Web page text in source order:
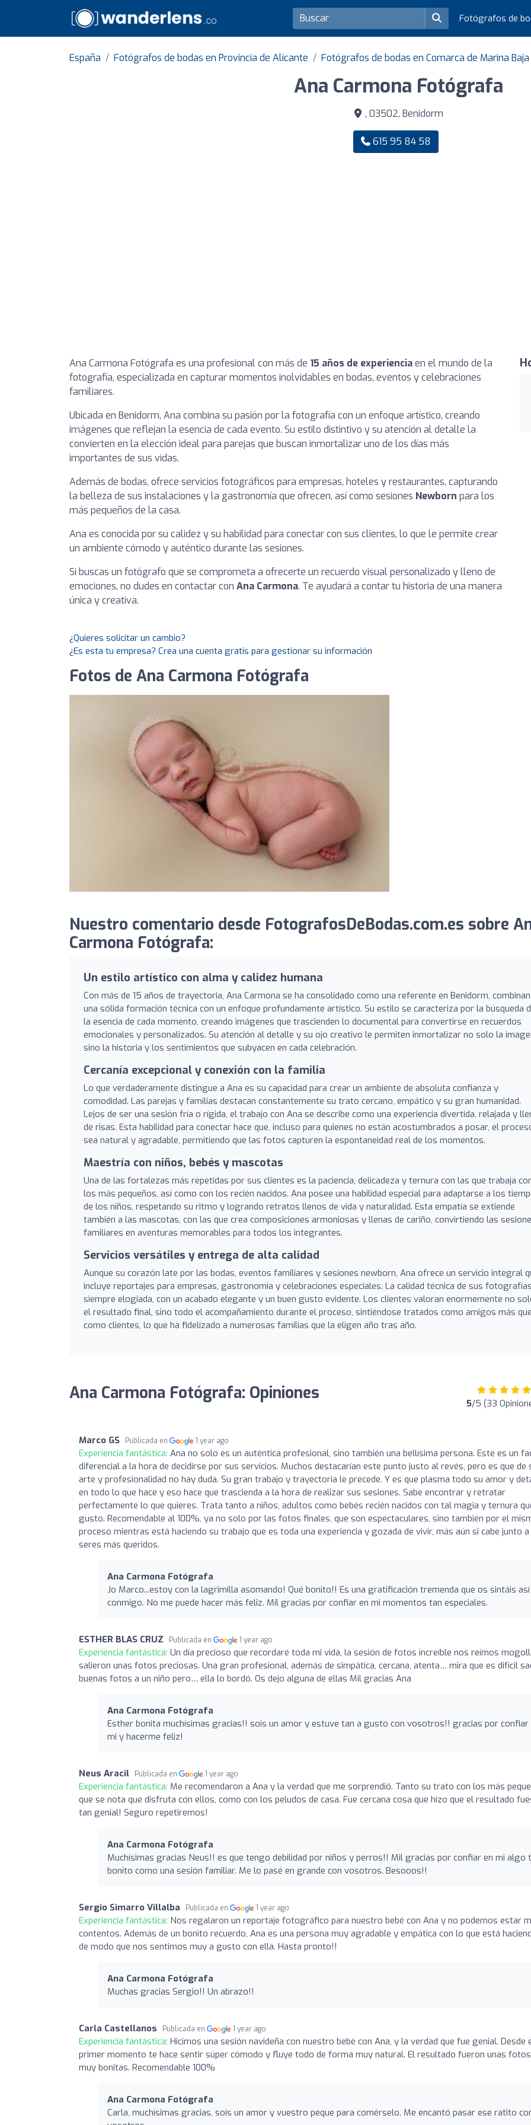
Fotógrafos de
España Fotógrafos de bodas en Provincia de Alicante Fotógrafos de bodas en Comarca de Marina Baja
Ana Carmona Fotógrafa
, 03502, Benidorm
615 95 84 58
Ana Carmona Fotógrafa es una profesional con más de 15 años de experienciaen el mundo de la
fotografía, especializada en capturar momentos inolvidables en bodas, eventos y celebraciones
familiares.
Ubicada en Benidorm, Ana combina su pasión por la fotografía con un enfoque artístico, creando
imágenes que reflejan la esencia de cada evento. Su estilo distintivo y su atención al detalle la
convierten en la elección ideal para parejas que buscan inmortalizar uno de los días más
importantes de sus vidas.
Además de bodas, ofrece servicios fotográficos para empresas, hoteles y restaurantes, capturando
la belleza de sus instalaciones y la gastronomía que ofrecen, así como sesiones Newborn para los
más pequeños de la casa.
Ana es conocida por su calidez y su habilidad para conectar con sus clientes, lo que le permite crear
un ambiente cómodo y auténtico durante las sesiones.
Si buscas un fotógrafo que se comprometa a ofrecerte un recuerdo visual personalizado y lleno de
emociones, no dudes en contactar con Ana Carmona. Te ayudará a contar tu historia de una manera
única y creativa.
¿Quieres solicitar un cambio?
¿Es esta tu empresa? Crea una cuenta gratis para gestionar su información
Fotos de Ana Carmona Fotógrafa
Nuestro comentario desde FotografosDeBodas.com.es sobre
Carmona Fotógrafa:
Un estilo artístico con alma y calidez humana
Con más de 15 años de trayectoria, Ana Carmona se ha consolidado como una referente en Benidorm,
una sólida formación técnica con un enfoque profundamente artístico. Su estilo se caracteriza por la búsqueda
la esencia de cada momento, creando imágenes que trascienden lo documental para convertirse en recuerdos
emocionales y personalizados. Su atención al detalle y su ojo creativo le permiten inmortalizar no solo la
sino la historia y los sentimientos que subyacen en cada celebración.
Cercanía excepcional y conexión con la familia
Lo que verdaderamente distingue a Ana es su capacidad para crear un ambiente de absoluta confianza y
comodidad. Las parejas y familias destacan constantemente su trato cercano, empático y su gran humanidad.
Lejos de ser una sesión fría o rígida, el trabajo con Ana se describe como una experiencia divertida, relajada y
de risas. Esta habilidad para conectar hace que, incluso para quienes no están acostumbrados a posar, el
sea natural y agradable, permitiendo que las fotos capturen la espontaneidad real de los momentos.
Maestría con niños, bebés y mascotas
Una de las fortalezas más repetidas por sus clientes es la paciencia, delicadeza y ternura con las que trabaja
los más pequeños, así como con los recién nacidos. Ana posee una habilidad especial para adaptarse a los
de los niños, respetando su ritmo y logrando retratos llenos de vida y naturalidad. Esta empatía se extiende
también a las mascotas, con las que crea composiciones armoniosas y llenas de cariño, convirtiendo las
familiares en aventuras memorables para todos los integrantes.
Servicios versátiles y entrega de alta calidad
Aunque su corazón late por las bodas, eventos familiares y sesiones newborn, Ana ofrece un servicio integral
incluye reportajes para empresas, gastronomía y celebraciones especiales. La calidad técnica de sus
siempre elogiada, con un acabado elegante y un buen gusto evidente. Los clientes valoran enormemente no
el resultado final, sino todo el acompañamiento durante el proceso, sintiéndose tratados como amigos más que
como clientes, lo que ha fidelizado a numerosas familias que la eligen año tras año.
Ana Carmona Fotógrafa: Opiniones 5/5 (33
Marco GS Publicada en 1 year ago
Experiencia fantástica: Ana no solo es un auténtica profesional, sino también una bellísima persona. Este es un
diferencial a la hora de decidirse por sus servicios. Muchos destacarían este punto justo al revés, pero es que de
arte y profesionalidad no hay duda. Su gran trabajo y trayectoria le precede. Y es que plasma todo su amor y
en todo lo que hace y eso hace que trascienda a la hora de realizar sus sesiones. Sabe encontrar y retratar
perfectamente lo que quieres. Trata tanto a niños, adultos como bebés recién nacidos con tal magia y ternura
gusto. Recomendable al 100%, ya no solo por las fotos finales, que son espectaculares, sino también por el
proceso mientras está haciendo su trabajo que es toda una experiencia y gozada de vivir, más aún si cabe junto
seres más queridos.
Ana Carmona Fotógrafa
Jo Marco...estoy con la lagrimilla asomando! Qué bonito!! Es una gratificación tremenda que os sintáis así
conmigo. No me puede hacer más feliz. Mil gracias por confiar en mi momentos tan especiales.
ESTHER BLAS CRUZ Publicada en 1 year ago
Experiencia fantástica: Un día precioso que recordaré toda mi vida, la sesión de fotos increíble nos reímos
salieron unas fotos preciosas. Una gran profesional, además de simpática, cercana, atenta… mira que es difícil
buenas fotos a un niño pero… ella lo bordó. Os dejo alguna de ellas Mil gracias Ana
Ana Carmona Fotógrafa
Esther bonita muchísimas gracias!! sois un amor y estuve tan a gusto con vosotros!! gracias por confiar
mi y hacerme feliz!
Neus Aracil Publicada en 1 year ago
Experiencia fantástica: Me recomendaron a Ana y la verdad que me sorprendió. Tanto su trato con los más
que se nota que disfruta con ellos, como con los peludos de casa. Fue cercana cosa que hizo que el resultado
tan genial! Seguro repetiremos!
Ana Carmona Fotógrafa
Muchísimas gracias Neus!! es que tengo debilidad por niños y perros!! Mil gracias por confiar en mi algo
bonito como una sesión familiar. Me lo pasé en grande con vosotros. Besooos!!
Sergio Simarro Villalba Publicada en 1 year ago
Experiencia fantástica: Nos regalaron un reportaje fotográfico para nuestro bebé con Ana y no podemos estar
contentos. Además de un bonito recuerdo, Ana es una persona muy agradable y empática con lo que está
de modo que nos sentimos muy a gusto con ella. Hasta pronto!!
Ana Carmona Fotógrafa
Muchas gracias Sergio!! Un abrazo!!
Carla Castellanos Publicada en 1 year ago
Experiencia fantástica: Hicimos una sesión navideña con nuestro bebé con Ana, y la verdad que fue genial. Desde
primer momento te hace sentir súper cómodo y fluye todo de forma muy natural. El resultado fueron unas fotos
muy bonitas. Recomendable 100%
Ana Carmona Fotógrafa
Carla, muchísimas gracias, sois un amor y vuestro peque para comérselo. Me encantó pasar ese ratito